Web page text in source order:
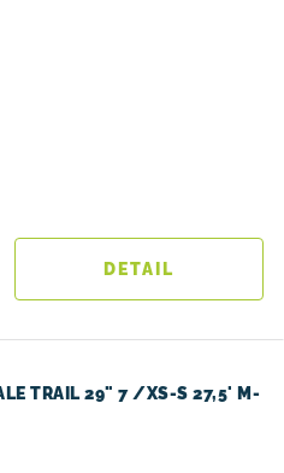
DETAIL
TRAIL 29" 7 /XS-S 27,5' M-